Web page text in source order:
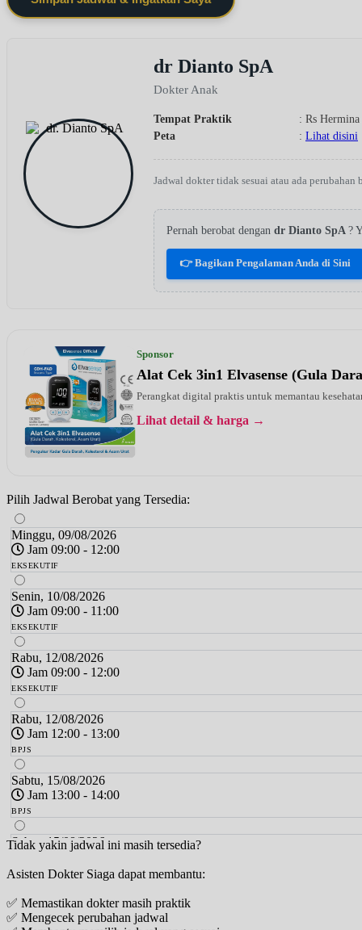
dr Dianto SpA
Dokter Anak
Tempat Praktik
: Rs
Peta
: Lihat disini
Jadwal dokter tidak sesuai atau ada perubahan
Pernah berobat dengan dr Dianto SpA ?
👉 Bagikan Pengalaman Anda di Sini
Sponsor
Alat Cek 3in1 Elvasense (Gula
Perangkat digital praktis untuk memantau
Lihat detail & harga →
Pilih Jadwal Berobat yang Tersedia:
Minggu, 09/08/2026
Jam 09:00 - 12:00
EKSEKUTIF
Senin, 10/08/2026
Jam 09:00 - 11:00
EKSEKUTIF
Rabu, 12/08/2026
Jam 09:00 - 12:00
EKSEKUTIF
Rabu, 12/08/2026
Jam 12:00 - 13:00
BPJS
Sabtu, 15/08/2026
Jam 13:00 - 14:00
BPJS
Sabtu, 15/08/2026
Jam 14:00 - 16:00
EKSEKUTIF
Minggu, 16/08/2026
Jam 09:00 - 12:00
Tidak yakin jadwal ini masih tersedia?
Asisten Dokter Siaga dapat membantu:
✅ Memastikan dokter masih praktik
✅ Mengecek perubahan jadwal